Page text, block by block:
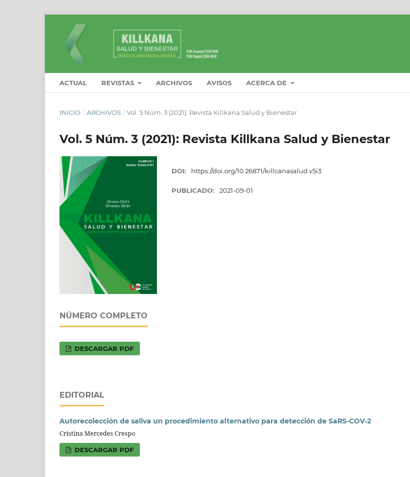
ACTUAL REVISTAS ARCHIVOS AVISOS ACERCA DE
INICIO / ARCHIVOS / Vol. 5 Núm. 3 (2021): Revista Killkana Salud y Bienestar
Vol. 5 Núm. 3 (2021): Revista Killkana Salud y Bienestar
DOI: https://doi.org/10.26871/killcanasalud.v5i3
PUBLICADO: 2021-09-01
NÚMERO COMPLETO
DESCARGAR PDF
EDITORIAL
Autorecolección de saliva un procedimiento alternativo para detección de SaRS-COV-2
Cristina Mercedes Crespo
DESCARGAR PDF